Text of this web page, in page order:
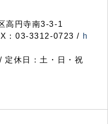
高円寺南3-3-1
：03-3312-0723 / h
休日：土・日・祝